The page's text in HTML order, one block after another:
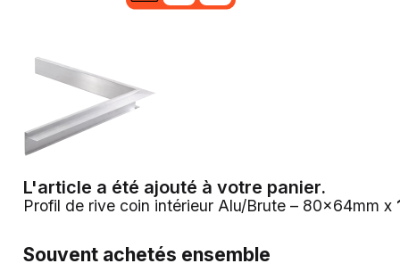
L'article a été ajouté à votre panier.
Profil de rive coin intérieur Alu/Brute – 80x64mm x
Souvent achetés ensemble